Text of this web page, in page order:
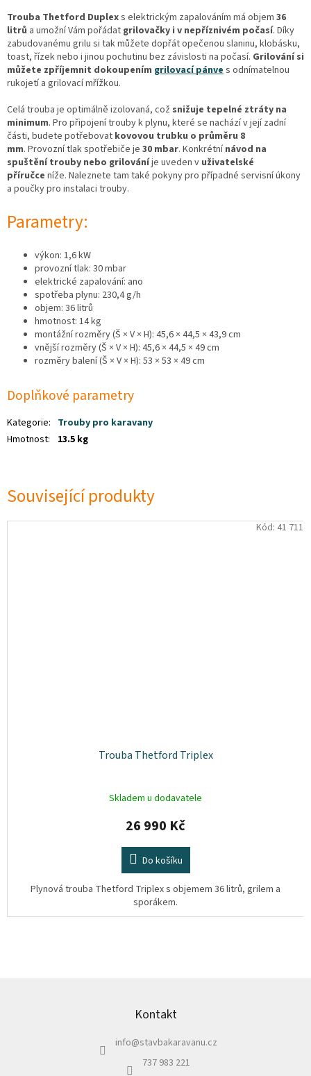
Moje
objednávka
Přihlášení
Související produkty
Trouba Thetford Triplex
Skladem u dodavatele
26 990 Kč
Do košíku
Plynová trouba Thetford Triplex s objemem 36 litrů, grilem a
sporákem.
Kód: 41 711
Trouba Thetford Duplexs elektrickým zapalováním má objem 36
litrů a umožní Vám pořádat grilovačky i v nepříznivém počasí. Díky
zabudovanému grilu si tak můžete dopřát opečenou slaninu, klobásku,
toast, řízek nebo i jinou pochutinu bez závislosti na počasí. Grilování si
můžete zpříjemnit dokoupením grilovací pánve s odnímatelnou
rukojetí a grilovací mřížkou.
Celá trouba je optimálně izolovaná, což snižuje tepelné ztráty na
minimum. Pro připojení trouby k plynu, které se nachází v její zadní
části, budete potřebovat kovovou trubku o průměru 8
mm. Provozní tlak spotřebiče je 30 mbar. Konkrétní návod na
spuštění trouby nebo grilováníje uveden v uživatelské
příručce níže. Naleznete tam také pokyny pro případné servisní úkony
a poučky pro instalaci trouby.
Parametry:
výkon: 1,6 kW
provozní tlak: 30 mbar
elektrické zapalování: ano
spotřeba plynu: 230,4 g/h
objem: 36 litrů
hmotnost: 14 kg
montážní rozměry (Š × V × H): 45,6 × 44,5 × 43,9 cm
vnější rozměry (Š × V × H): 45,6 × 44,5 × 49 cm
rozměry balení (Š × V × H): 53 × 53 × 49 cm
Doplňkové parametry
Kategorie: Trouby pro karavany
Hmotnost: 13.5 kg
Kontakt
info@stavbakaravanu.cz
737 983 221